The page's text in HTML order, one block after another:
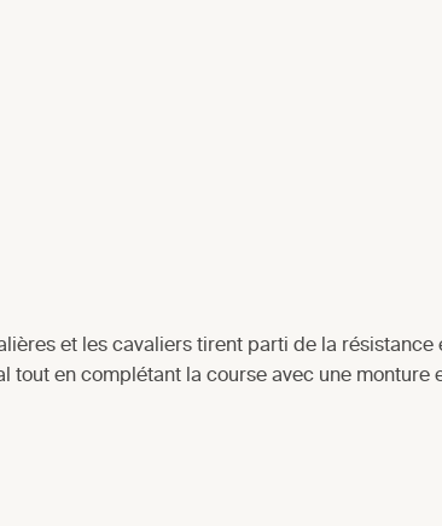
et les cavaliers tirent parti de la résistance
tout en complétant la course avec une monture